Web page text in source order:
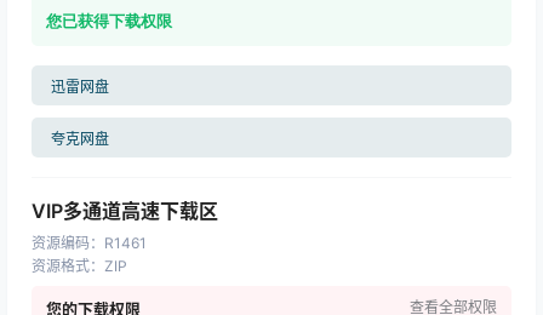
您已获得下载权限
迅雷网盘
夸克网盘
VIP多通道高速下载区
资源编码： R1461
资源格式： ZIP
您的下载权限 查看全部权限